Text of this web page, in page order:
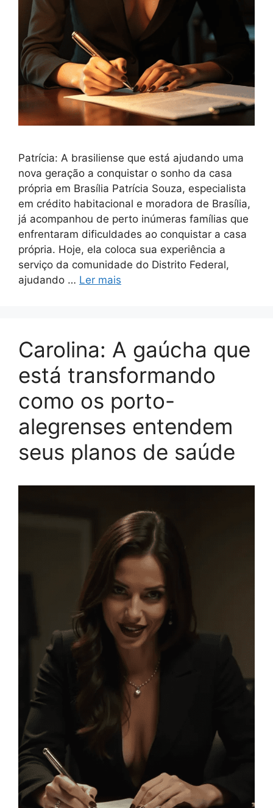
Patrícia: A brasiliense que está ajudando uma
nova geração a conquistar o sonho da casa
própria em Brasília Patrícia Souza, especialista
em crédito habitacional e moradora de Brasília,
já acompanhou de perto inúmeras famílias que
enfrentaram dificuldades ao conquistar a casa
própria. Hoje, ela coloca sua experiência a
serviço da comunidade do Distrito Federal,
ajudando … Ler mais
Carolina: A gaúcha que
está transformando
como os porto-
alegrenses entendem
seus planos de saúde